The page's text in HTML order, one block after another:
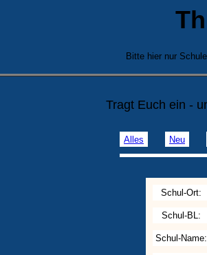
Bitte hier nur
Tragt Euch ein -
Alles Neu
Schul-Ort:
Schul-BL:
Schul-Name: